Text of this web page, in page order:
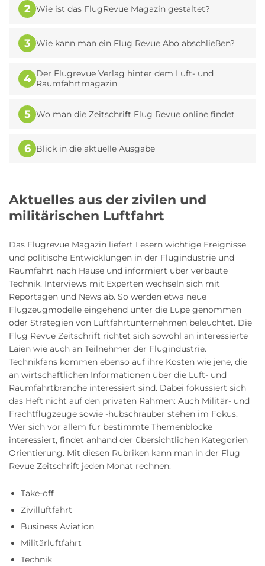
Aktuelles aus der zivilen und
militärischen Luftfahrt
Das Flugrevue Magazin liefert Lesern wichtige Ereignisse
und politische Entwicklungen in der Flugindustrie und
Raumfahrt nach Hause und informiert über verbaute
Technik. Interviews mit Experten wechseln sich mit
Reportagen und News ab. So werden etwa neue
Flugzeugmodelle eingehend unter die Lupe genommen
oder Strategien von Luftfahrtunternehmen beleuchtet. Die
Flug Revue Zeitschrift richtet sich sowohl an interessierte
Laien wie auch an Teilnehmer der Flugindustrie.
Technikfans kommen ebenso auf ihre Kosten wie jene, die
an wirtschaftlichen Informationen über die Luft- und
Raumfahrtbranche interessiert sind. Dabei fokussiert sich
das Heft nicht auf den privaten Rahmen: Auch Militär- und
Frachtflugzeuge sowie -hubschrauber stehen im Fokus.
Wer sich vor allem für bestimmte Themenblöcke
interessiert, findet anhand der übersichtlichen Kategorien
Orientierung. Mit diesen Rubriken kann man in der Flug
Revue Zeitschrift jeden Monat rechnen:
Take-off
Zivilluftfahrt
Business Aviation
Militärluftfahrt
Technik
2 Wie ist das FlugRevue Magazin gestaltet?
3 Wie kann man ein Flug Revue Abo abschließen?
4 Der Flugrevue Verlag hinter dem Luft- und
Raumfahrtmagazin
5 Wo man die Zeitschrift Flug Revue online findet
6 Blick in die aktuelle Ausgabe